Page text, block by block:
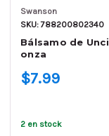
Swanson
SKU: 788200802340
Bálsamo de
onza
$7.99
2 en stock